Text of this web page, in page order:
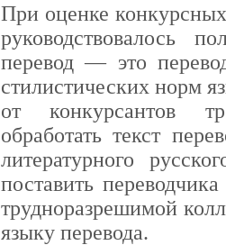
При оценке
руководствовалось
перевод — это
стилистических норм
от конкурсантов
обработать текст
литературного
поставить
трудноразрешимой
языку перевода.